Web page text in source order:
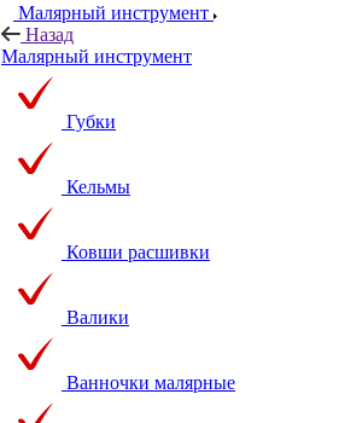
Малярный инструмент
Назад
Малярный инструмент
Губки
Кельмы
Ковши расшивки
Валики
Ванночки малярные